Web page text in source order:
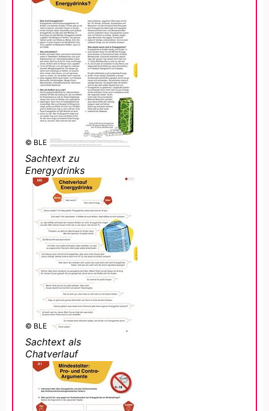
© BLE
Sachtext zu
Energydrinks
© BLE
Sachtext als
Chatverlauf